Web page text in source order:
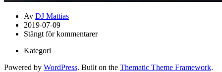
Av DJ Mattias
2019-07-09
Stängt för kommentarer
Kategori
Powered by WordPress. Built on the Thematic Theme Framework.